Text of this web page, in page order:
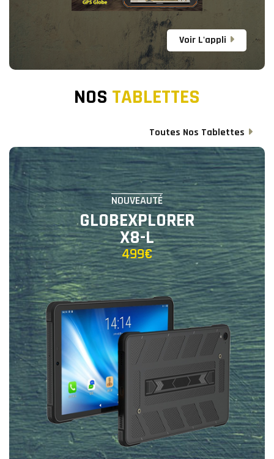
Voir L'appli
NOS TABLETTES
Toutes Nos Tablettes
NOUVEAUTÉ
GLOBEXPLORER
X8-L
499€